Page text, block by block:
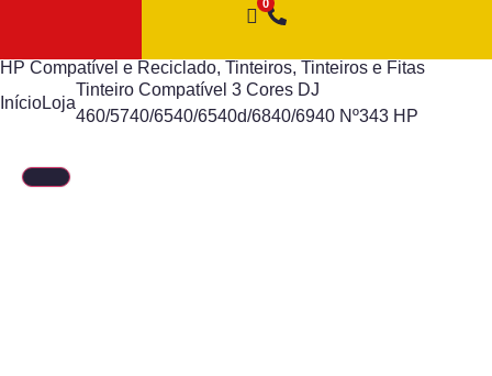
HP Compatível e Reciclado, Tinteiros, Tinteiros e Fitas
InícioLoja
Tinteiro Compatível 3 Cores DJ
460/5740/6540/6540d/6840/6940 Nº343 HP